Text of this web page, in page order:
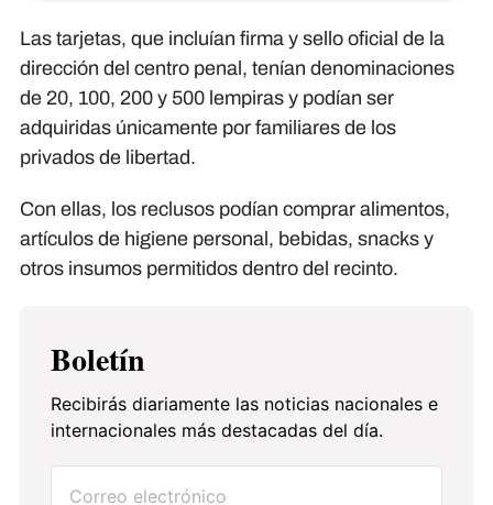
Las tarjetas, que incluían firma y sello oficial de la
dirección del centro penal, tenían denominaciones
de 20, 100, 200 y 500 lempiras y podían ser
adquiridas únicamente por familiares de los
privados de libertad.
Con ellas, los reclusos podían comprar alimentos,
artículos de higiene personal, bebidas, snacks y
otros insumos permitidos dentro del recinto.
Boletín
Recibirás diariamente las noticias nacionales e
internacionales más destacadas del día.